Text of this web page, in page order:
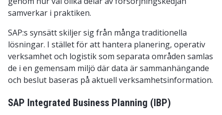
samverkar i praktiken.
SAP:s synsätt skiljer sig från många traditionella
lösningar. I stället för att hantera planering, operativ
verksamhet och logistik som separata områden samlas
de i en gemensam miljö där data är sammanhängande
och beslut baseras på aktuell verksamhetsinformation.
SAP Integrated Business Planning (IBP)